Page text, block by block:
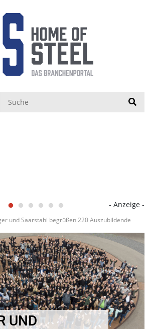
- Anzeige -
und Saarstahl begrüßen 220 Auszubildende
UND